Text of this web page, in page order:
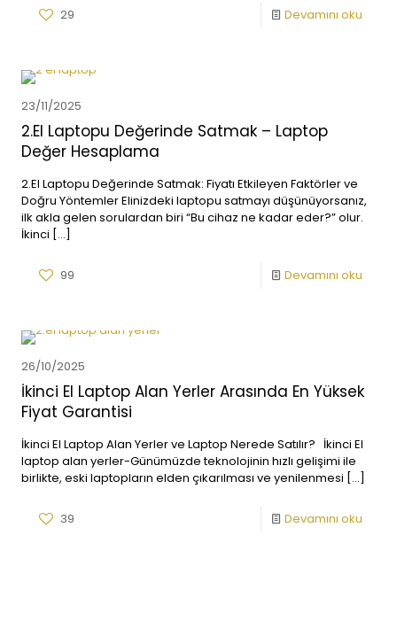
29 Devamını oku
23/11/2025
2.El Laptopu Değerinde Satmak – Laptop
Değer Hesaplama
2.El Laptopu Değerinde Satmak: Fiyatı Etkileyen Faktörler ve
Doğru Yöntemler Elinizdeki laptopu satmayı düşünüyorsanız,
ilk akla gelen sorulardan biri “Bu cihaz ne kadar eder?” olur.
İkinci […]
99 Devamını oku
26/10/2025
İkinci El Laptop Alan Yerler Arasında En Yüksek
Fiyat Garantisi
İkinci El Laptop Alan Yerler ve Laptop Nerede Satılır? İkinci El
laptop alan yerler-Günümüzde teknolojinin hızlı gelişimi ile
birlikte, eski laptopların elden çıkarılması ve yenilenmesi […]
39 Devamını oku